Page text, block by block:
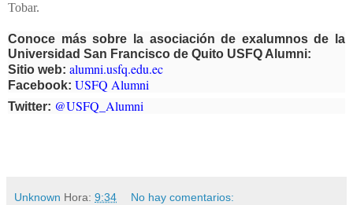
Tobar.
Conoce más sobre la asociación de exalumnos de la
Universidad San Francisco de Quito USFQ Alumni:
Sitio web: alumni.usfq.edu.ec
Facebook: USFQ Alumni
Twitter: @USFQ_Alumni
Unknown Hora: 9:34 No hay comentarios: